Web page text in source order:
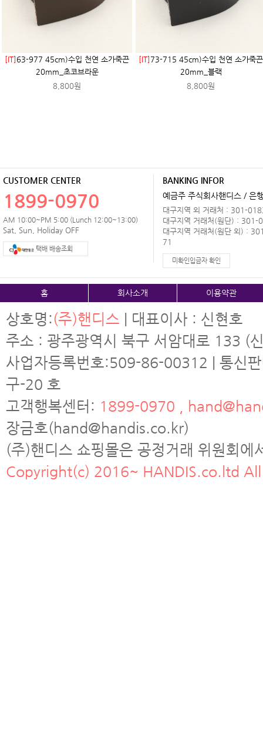
[IT]63-977 45cm)수입 천연 소가죽끈
20mm_초코브라운
8,800원
[IT] 73-715 45cm)수입 천연 소가죽끈
20mm_블랙
8,800원
CUSTOMER CENTER
1899-0970
AM 10:00~PM 5:00 (Lunch 12:00~13:00)
Sat, Sun, Holiday OFF
택배 배송조회
BANKING INFOR
예금주 주식회사핸디스 / 은
대구지역 외 거래처 : 301-
대구지역 거래처(원단) :
대구지역 거래처(원단 외) :
71
미확인입금자 확인
홈 회사소개 이용약관
상호명:(주)핸디스 | 대표이사 : 신현호
주소 : 광주광역시 북구 서암대로 133 (
사업자등록번호:509-86-00312 | 통신
구-20 호
고객행복센터: 1899-0970 ,
장금호(hand@handis.co.kr)
(주)핸디스 쇼핑몰은 공정거래 위원회
Copyright(c) 2016~ HANDIS.co.ltd